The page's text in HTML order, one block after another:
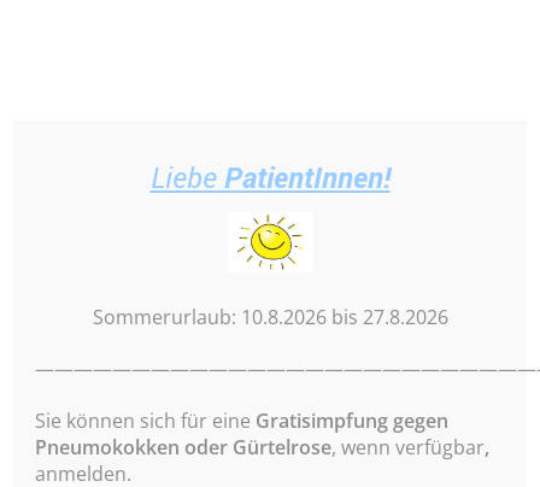
–
Herzlich willkommen!
Auf folgenden Seiten erfahren Sie mehr über
der Weinviertler Stadtgemeinde Gerasdorf,
unmittelbar an der Stadtgrenze zu Wien.
LiebePatientInnen!
Sommerurlaub: 10.8.2026 bis 27.8.2026
Sie können sich für eine Gratisimpfung gegen
Pneumokokken oder Gürtelrose, wenn verfügbar,
anmelden.